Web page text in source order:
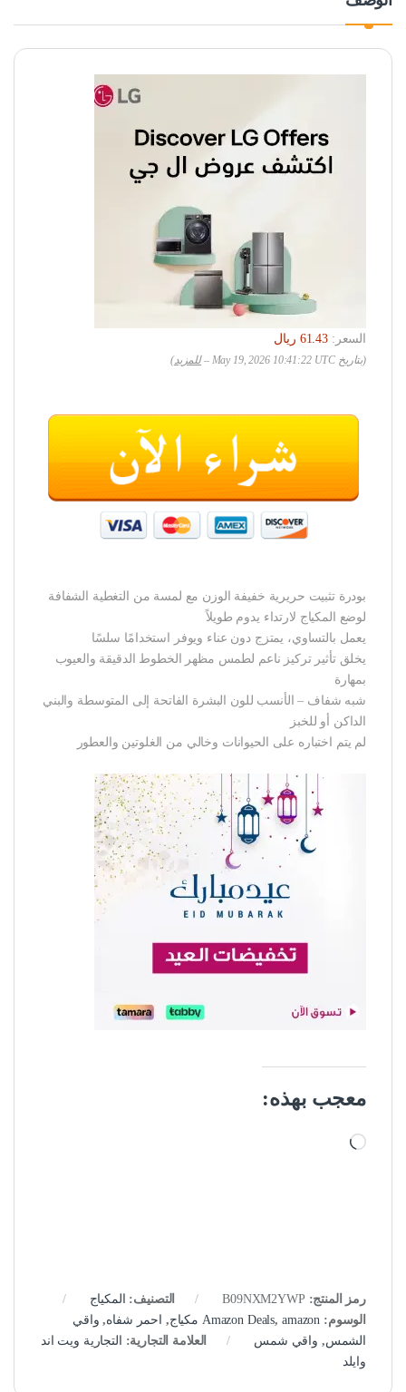
السعر:
‏61.43 ريال
(بتاريخ May 19, 2026 10:41:22 UTC – للمزيد)
بودرة تثبيت حريرية خفيفة الوزن مع لمسة من التغطية الشفافة
لوضع المكياج لارتداء يدوم طويلاً
يعمل بالتساوي، يمتزج دون عناء ويوفر استخدامًا سلسًا
يخلق تأثير تركيز ناعم لطمس مظهر الخطوط الدقيقة والعيوب
بمهارة
شبه شفاف – الأنسب للون البشرة الفاتحة إلى المتوسطة والبني
الداكن أو للخبز
لم يتم اختباره على الحيوانات وخالي من الغلوتين والعطور
معجب بهذه:
جاري التحميل…
رمز المنتج: B09NXM2YWP التصنيف: المكياج
الوسوم:
Amazon Deals, amazon مكياج , احمر شفاه, واقي
الشمس, واقي شمس العلامة التجارية:
التجارية ويت اند
وايلد